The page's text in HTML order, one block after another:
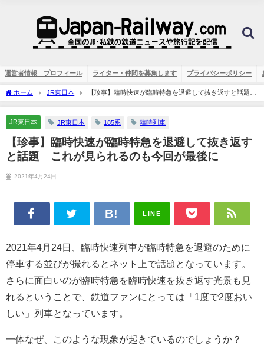
運営者情報 プロフィール ライター・仲間を募集します プライバシーポリシー
ホーム JR東日本
【珍事】臨時快速が臨時特急を退避して抜き返すと話題
これが見られるのも今回が最後に
JR東日本 JR東日本 185系 臨時列車
【珍事】臨時快速が臨時特急を退避して抜き返す
と話題 これが見られるのも今回が最後に
2021年4月24日
LINE
2021年4月24日、臨時快速列車が臨時特急を退避のために
停車する並びが撮れるとネット上で話題となっています。
さらに面白いのが臨時特急を臨時快速を抜き返す光景も見
れるということで、鉄道ファンにとっては「1度で2度おい
しい」列車となっています。
一体なぜ、このような現象が起きているのでしょうか？